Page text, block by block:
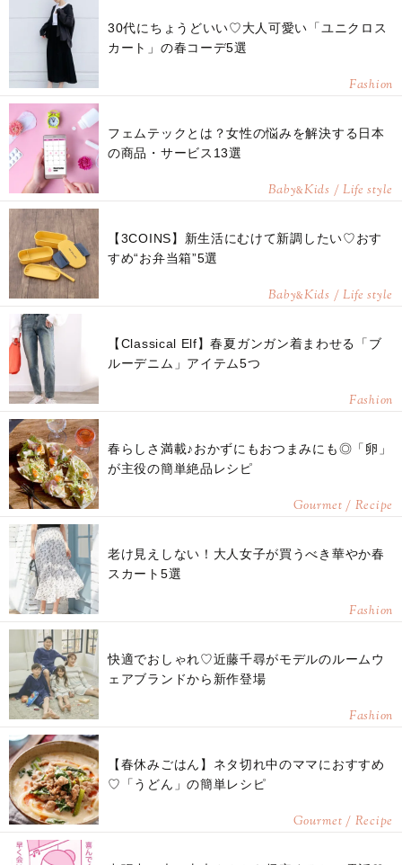
30代にちょうどいい♡大人可愛い「ユニクロス
カート」の春コーデ5選
Fashion
フェムテックとは？女性の悩みを解決する日本
の商品・サービス13選
Baby&Kids / Life style
【3COINS】新生活にむけて新調したい♡おす
すめ“お弁当箱”5選
Baby&Kids / Life style
【Classical Elf】春夏ガンガン着まわせる「ブ
ルーデニム」アイテム5つ
Fashion
春らしさ満載♪おかずにもおつまみにも◎「卵」
が主役の簡単絶品レシピ
Gourmet / Recipe
老け見えしない！大人女子が買うべき華やか春
スカート5選
Fashion
快適でおしゃれ♡近藤千尋がモデルのルームウ
ェアブランドから新作登場
Fashion
【春休みごはん】ネタ切れ中のママにおすすめ
♡「うどん」の簡単レシピ
Gourmet / Recipe